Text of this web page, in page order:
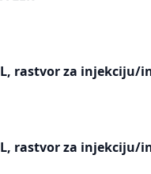
rastvor za
rastvor za